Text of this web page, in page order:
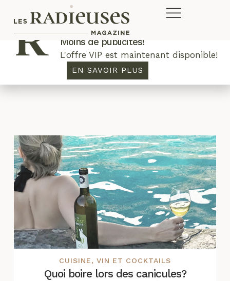
patio
CUISINE, VIN ET COCKTAILS
Quoi boire lors des canicules?
Plus de concours. Plus de rabais.
Moins de publicités!
L'offre VIP est maintenant disponible!
EN SAVOIR PLUS